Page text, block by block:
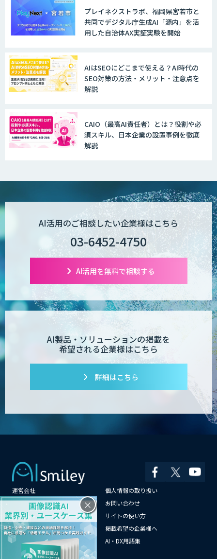
プレイネクストラボ、福岡県宮若市と
共同でデジタル庁生成AI「源内」を活
用した自治体AX実証実験を開始
AIはSEOにどこまで使える？AI時代の
SEO対策の方法・メリット・注意点を
解説
CAIO（最高AI責任者）とは？役割や必
須スキル、日本企業の設置事例を徹底
解説
AI活用のご相談したい企業様はこちら
03-6452-4750
AI活用を無料で相談する
AI製品・ソリューションの掲載を
希望される企業様はこちら
詳細はこちら
運営会社
個人情報の取り扱い
よくある質問
お問い合わせ
メールマガジン登録
サイトの使い方
情報提供はこちらから
掲載希望の企業様へ
AI企業一覧
AI・DX用語集
サイトマップ
×